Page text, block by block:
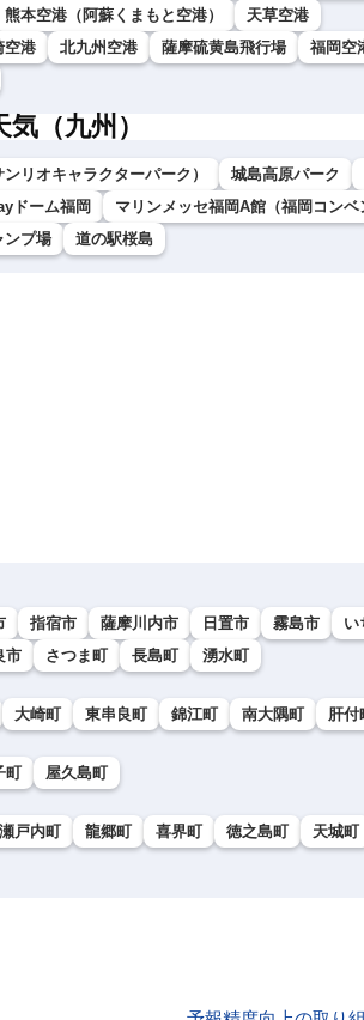
熊本空港（阿蘇くまもと空港）
天草空港
空港 北九州空港 薩摩硫黄島飛行場 福岡空
（九州）
リオキャラクターパーク） 城島高原パーク
ドーム福岡
マリンメッセ福岡A館（福岡コンベ
ンプ場 道の駅桜島
指宿市 薩摩川内市 日置市 霧島市
い
市 さつま町 長島町 湧水町
大崎町 東串良町 錦江町 南大隅町 肝付
町 屋久島町
瀬戸内町 龍郷町 喜界町 徳之島町 天城町